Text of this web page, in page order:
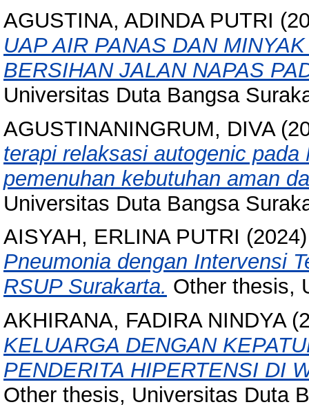
AGUSTINA, ADINDA PUTRI
UAP AIR PANAS DAN
BERSIHAN JALAN NAPAS
Universitas Duta Bangsa
AGUSTINANINGRUM, DIVA
terapi relaksasi autogenic
pemenuhan kebutuhan aman
Universitas Duta Bangsa
AISYAH, ERLINA PUTRI
Pneumonia dengan Intervensi
RSUP Surakarta. Other thesis,
AKHIRANA, FADIRA NINDYA
KELUARGA DENGAN
PENDERITA HIPERTENSI DI
Other thesis, Universitas Duta